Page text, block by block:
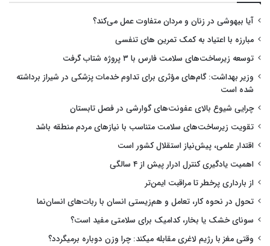
آیا بیهوشی در زنان و مردان متفاوت عمل می‌کند؟
مبارزه با اعتیاد به کمک تمرین های تنفسی
توسعه زیرساخت‌های سلامت فارس با ۳ پروژه شتاب گرفت
وزیر بهداشت: گام‌های مؤثری برای تداوم خدمات پزشکی در شیراز برداشته
شده است
چرایی شیوع بالای عفونت‌های گوارشی در فصل تابستان
تقویت زیرساخت‌های سلامت متناسب با نیازهای مردم منطقه باشد
اقتدار علمی، پیش‌نیاز استقلال کشور است
اهمیت یادگیری کنترل ادرار پیش از ۴ سالگی
از بارداری پرخطر تا مراقبت ایمن‌تر
تحول در نحوه کار، تعامل و هم‌زیستی انسان با ربات‌های انسان‌نما
سونای خشک یا بخار، کدامیک برای سلامتی مفید است؟
وقتی مغز با رژیم لاغری مقابله میکند: چرا وزن دوباره برمیگردد؟